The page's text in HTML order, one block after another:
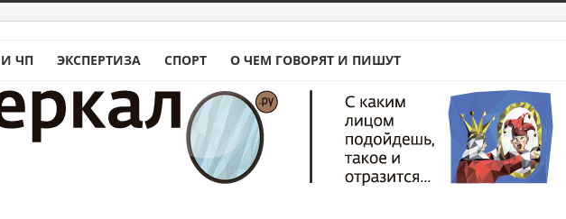
ЧП ЭКСПЕРТИЗА СПОРТ О ЧЕМ ГОВОРЯТ И ПИШУТ